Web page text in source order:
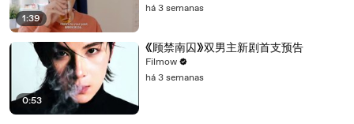
1:39
há 3 semanas
0:53
《顾禁南囚》双男主新剧首支预告
Filmow
há 3 semanas